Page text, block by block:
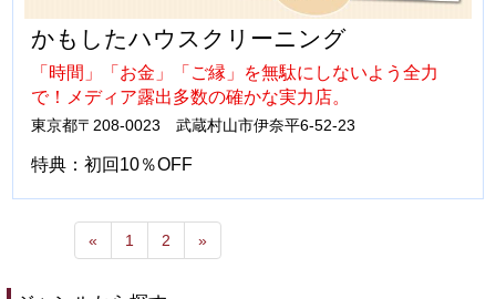
かもしたハウスクリーニング
「時間」「お金」「ご縁」を無駄にしないよう全力
で！メディア露出多数の確かな実力店。
東京都〒208-0023 武蔵村山市伊奈平6-52-23
特典：初回10％OFF
« 1 2 »